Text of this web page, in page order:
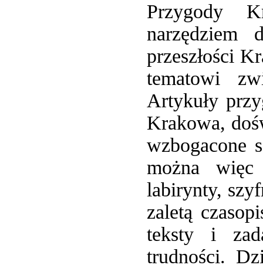
Przygody
narzędziem
przeszłości
tematowi
Artykuły
Krakowa,
wzbogacone
można
labirynty,
zaletą
teksty i
trudności.